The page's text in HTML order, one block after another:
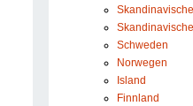
Schweden
Norwegen
Island
Finnland